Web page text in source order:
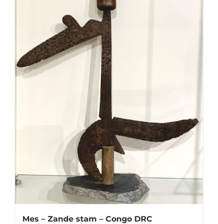
Mes – Zande stam – Congo DRC